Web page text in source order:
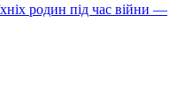
родин під час війни —